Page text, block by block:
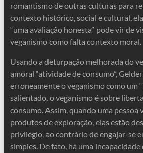
romantismo de outras culturas para
contexto histórico, social e cultural,
“uma avaliação honesta” pode vir de
veganismo como falta contexto moral.
Usando a deturpação melhorada do
amoral “atividade de consumo”,
erroneamente o veganismo como um
salientado, o veganismo é sobre
consumo. Assim, quando uma pessoa
produtos de exploração, elas estão
privilégio, ao contrário de engajar-se
simples. De fato, há uma